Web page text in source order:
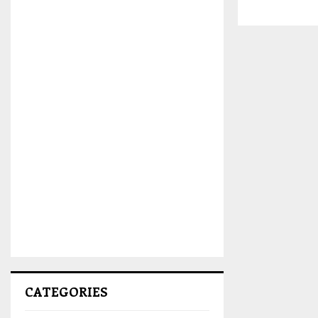
CATEGORIES